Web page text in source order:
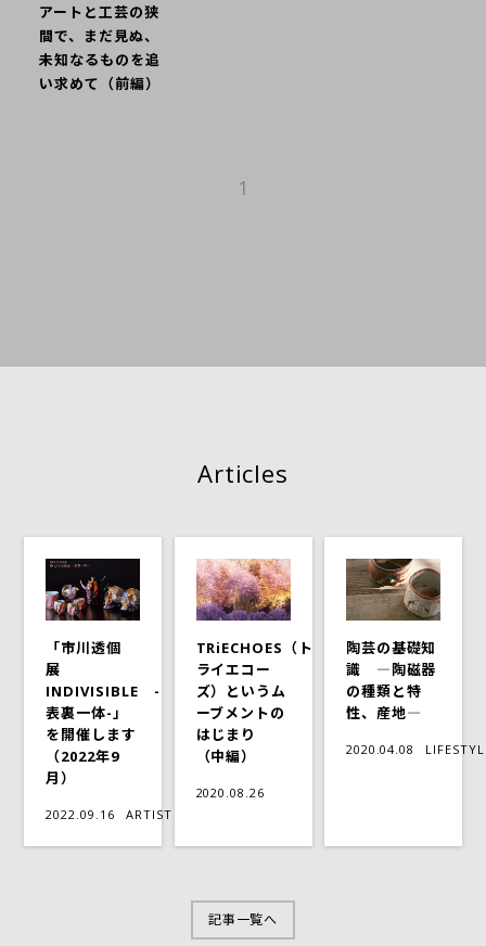
アートと工芸の狭
間で、まだ見ぬ、
未知なるものを追
い求めて（前編）
1
Articles
「市川透個
展
INDIVISIBLE -
表裏一体-」
を開催します
（2022年9
月）
2022.09.16 ARTIST
TRiECHOES（ト
ライエコー
ズ）というム
ーブメントの
はじまり
（中編）
2020.08.26
陶芸の基礎知
識 ―陶磁器
の種類と特
性、産地―
2020.04.08
記事一覧へ